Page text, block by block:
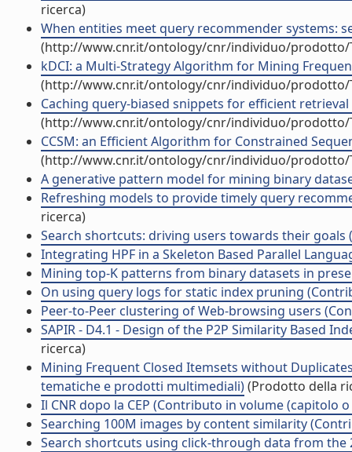
ricerca)
When entities meet query recommender systems:
(http://www.cnr.it/ontology/cnr/individuo/prodotto/
kDCI: a Multi-Strategy Algorithm for Mining
(http://www.cnr.it/ontology/cnr/individuo/prodotto/
Caching query-biased snippets for efficient
(http://www.cnr.it/ontology/cnr/individuo/prodotto/
CCSM: an Efficient Algorithm for Constrained
(http://www.cnr.it/ontology/cnr/individuo/prodotto/
A generative pattern model for mining binary
Refreshing models to provide timely query
ricerca)
Search shortcuts: driving users towards their
Integrating HPF in a Skeleton Based Parallel
Mining top-K patterns from binary datasets in
On using query logs for static index pruning
Peer-to-Peer clustering of Web-browsing users
SAPIR - D4.1 - Design of the P2P Similarity Based
ricerca)
Mining Frequent Closed Itemsets without
tematiche e prodotti multimediali)(Prodotto della
Il CNR dopo la CEP (Contributo in volume (capitolo
Searching 100M images by content similarity
Search shortcuts using click-through data from the